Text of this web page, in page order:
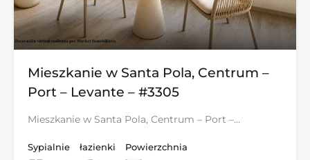
Mieszkanie w Santa Pola, Centrum –
Port – Levante – #3305
Mieszkanie w Santa Pola, Centrum – Port –…
Sypialnie
łazienki
Powierzchnia